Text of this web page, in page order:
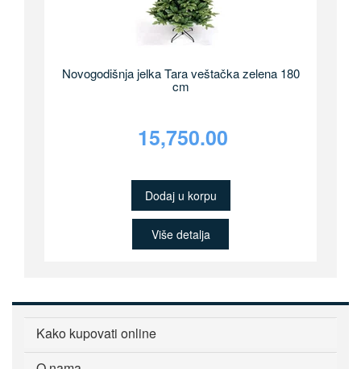
Novogodišnja jelka Tara veštačka zelena 180
cm
15,750.00
Dodaj u korpu
Više detalja
Kako kupovati online